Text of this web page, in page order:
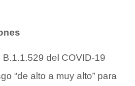
del COVID-19
“de alto a muy alto” para